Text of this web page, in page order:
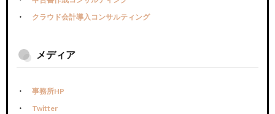
クラウド会計導入コンサルティング
メディア
事務所HP
Twitter